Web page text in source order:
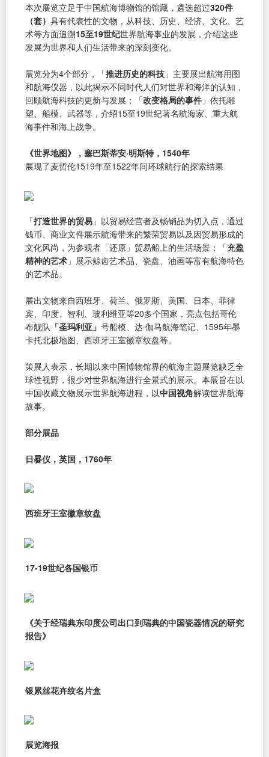
本次展览立足于中国航海博物馆的馆藏，遴选超过320件
（套） 具有代表性的文物，从科技、历史、经济、文化、艺
术等方面追溯15至19世纪世界航海事业的发展，介绍这些
发展为世界和人们生活带来的深刻变化。
展览分为4个部分，「推进历史的科技 」主要展出航海用图
和航海仪器，以此揭示不同时代人们对世界和海洋的认知，
回顾航海科技的更新与发展；「改变格局的事件 」依托雕
塑、船模、武器等，介绍15至19世纪著名航海家、重大航
海事件和海上战争。
《世界地图》，塞巴斯蒂安·明斯特，1540年
展现了麦哲伦1519年至1522年间环球航行的探索结果
「打造世界的贸易 」以贸易经营者及畅销品为切入点，通过
钱币、商业文件展示航海带来的繁荣贸易以及因贸易形成的
文化风尚，为参观者「还原」贸易船上的生活场景；「充盈
精神的艺术 」展示鲸齿艺术品、瓷盘、油画等富有航海特色
的艺术品。
展出文物来自西班牙、荷兰、俄罗斯、美国、日本、菲律
宾、印度、智利、玻利维亚等20多个国家，亮点包括哥伦
布舰队 「圣玛利亚」 号船模、达·伽马航海笔记、1595年墨
卡托北极地图、西班牙王室徽章纹盘等。
策展人表示，长期以来中国博物馆界的航海主题展览缺乏全
球性视野，很少对世界航海进行全景式的展示。本展旨在以
中国收藏文物展示世界航海进程，以中国视角解读世界航海
故事。
部分展品
日晷仪，英国，1760年
西班牙王室徽章纹盘
17-19世纪各国银币
《关于经瑞典东印度公司出口到瑞典的中国瓷器情况的研究
报告》
银累丝花卉纹名片盒
展览海报